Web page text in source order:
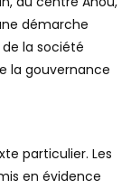
démarche
la société
la gouvernance
particulier. Les
en évidence